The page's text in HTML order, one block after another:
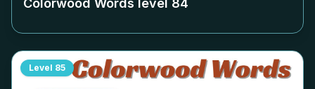
Colorwood Words level 84
Level 85